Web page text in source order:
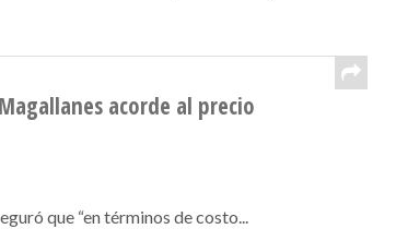
acorde al precio
que “en términos de costo...